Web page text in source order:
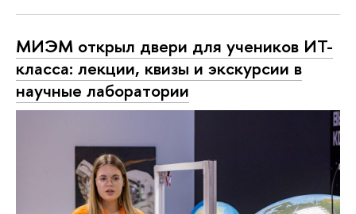
МИЭМ открыл двери для учеников ИТ-
класса: лекции, квизы и экскурсии в
научные лаборатории